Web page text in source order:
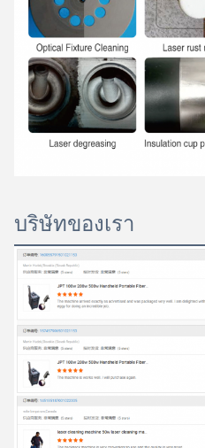
บริษัทของเรา